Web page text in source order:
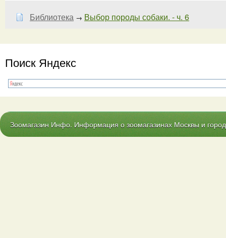
Библиотека → Выбор породы собаки. - ч. 6
Поиск Яндекс
Зоомагазин Инфо. Информация о зоомагазинах Москвы и